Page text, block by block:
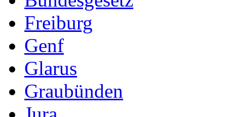
Freiburg
Genf
Glarus
Graubünden